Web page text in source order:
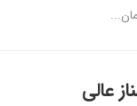
عالی